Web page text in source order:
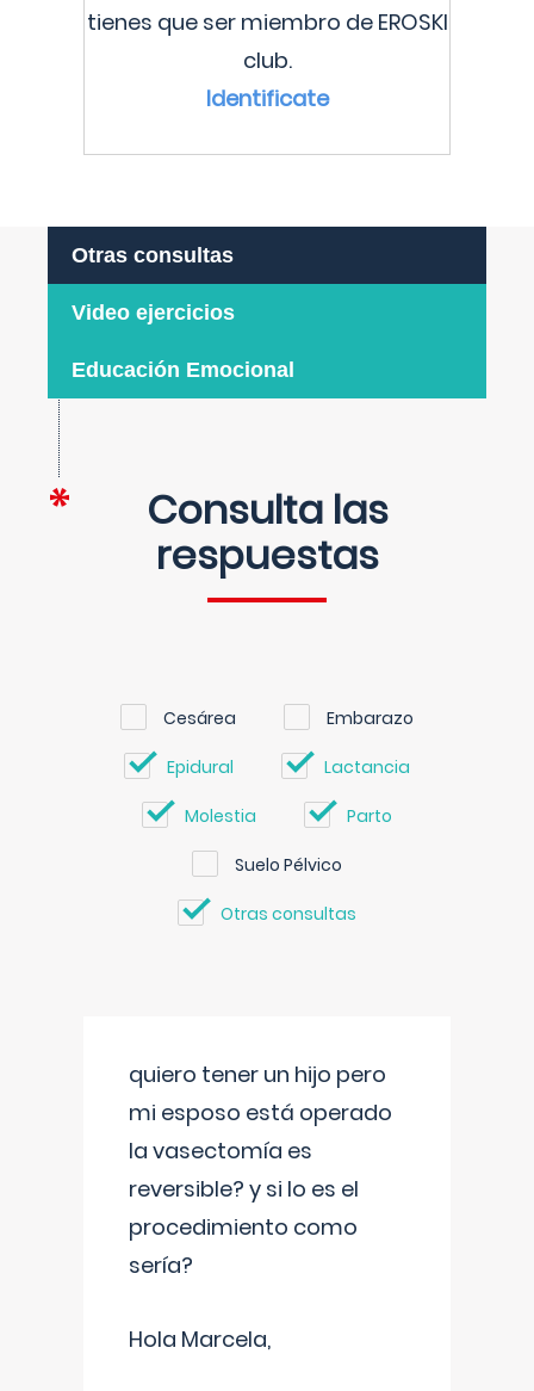
tienes que ser miembro de EROSKI
club.
Identificate
Otras consultas
Video ejercicios
Educación Emocional
Consulta las
respuestas
Cesárea Embarazo
Epidural Lactancia
Molestia Parto
Suelo Pélvico
Otras consultas
quiero tener un hijo pero
mi esposo está operado
la vasectomía es
reversible? y si lo es el
procedimiento como
sería?
Hola Marcela,